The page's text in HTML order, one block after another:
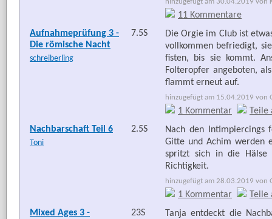
11 Kommentare
Aufnahmeprüfung 3 -
Die römische Nacht
schreiberling
7.5S
Die Orgie im Club ist
vollkommen befriedigt,
fisten, bis sie kommt.
Folteropfer angeboten,
flammt erneut auf.
hinzugefügt am 15.04.2019 von
1 Kommentar
Nachbarschaft Teil 6
Toni
2.5S
Nach den Intimpiercings
Gitte und Achim werden
spritzt sich in die Hälse
Richtigkeit.
hinzugefügt am 28.03.2019 von
1 Kommentar
Mixed Ages 3 -
23S
Tanja entdeckt die